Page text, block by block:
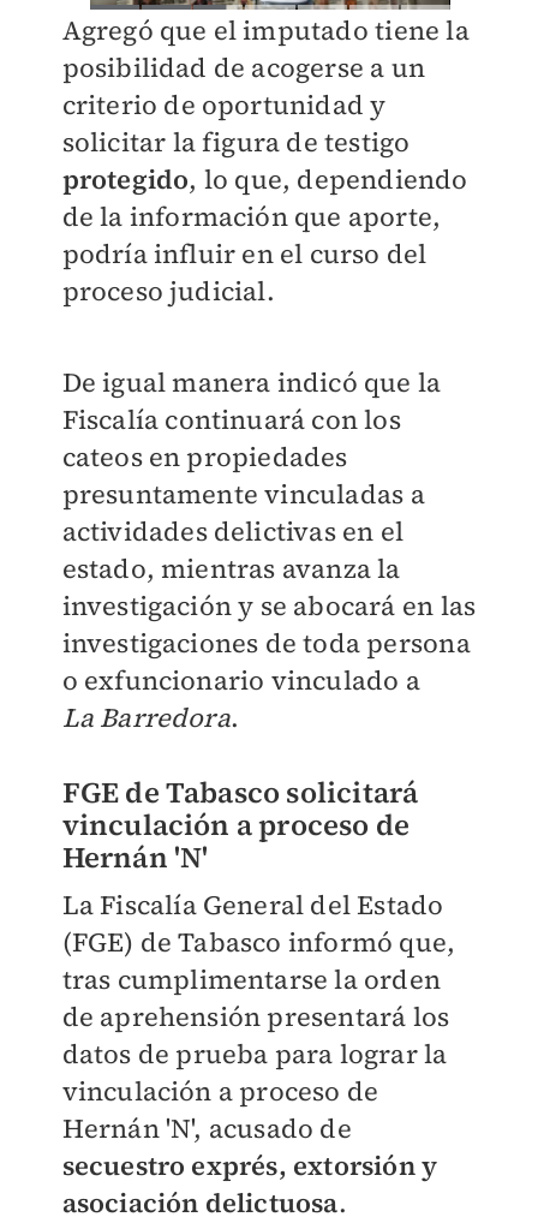
Agregó que el imputado tiene la
posibilidad de acogerse a un
criterio de oportunidad y
solicitar la figura de testigo
protegido, lo que, dependiendo
de la información que aporte,
podría influir en el curso del
proceso judicial.
De igual manera indicó que la
Fiscalía continuará con los
cateos en propiedades
presuntamente vinculadas a
actividades delictivas en el
estado, mientras avanza la
investigación y se abocará en las
investigaciones de toda persona
o exfuncionario vinculado a
La Barredora.
FGE de Tabasco solicitará
vinculación a proceso de
Hernán 'N'
La Fiscalía General del Estado
(FGE) de Tabasco informó que,
tras cumplimentarse la orden
de aprehensión presentará los
datos de prueba para lograr la
vinculación a proceso de
Hernán 'N', acusado de
secuestro exprés, extorsión y
asociación delictuosa.